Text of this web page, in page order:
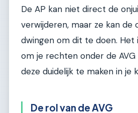
De AP kan niet direct de
verwijderen, maar ze kan de
dwingen om dit te doen. Het
om je rechten onder de
deze duidelijk te maken in je
De rol van de AVG